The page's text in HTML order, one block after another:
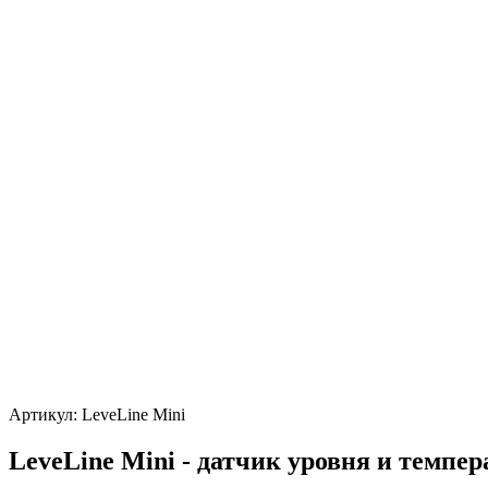
Артикул: LeveLine Mini
LeveLine Mini - датчик уровня и